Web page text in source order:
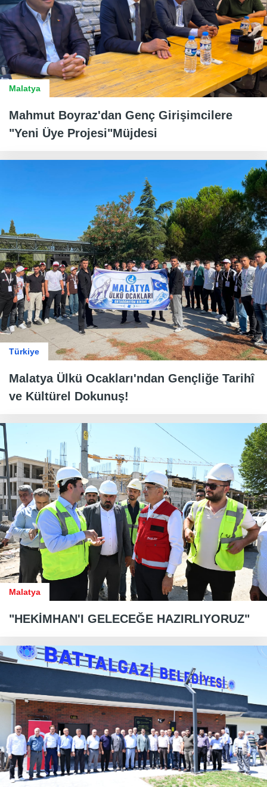
Malatya
Mahmut Boyraz'dan Genç Girişimcilere
"Yeni Üye Projesi"Müjdesi
Türkiye
Malatya Ülkü Ocakları'ndan Gençliğe Tarihî
ve Kültürel Dokunuş!
Malatya
"HEKİMHAN'I GELECEĞE HAZIRLIYORUZ"